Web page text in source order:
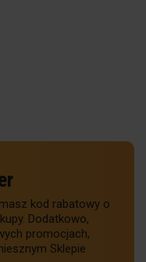
kod rabatowy o
Dodatkowo,
promocjach,
Sklepie